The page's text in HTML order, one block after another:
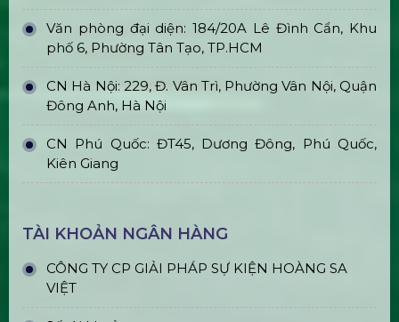
Văn phòng đại diện: 184/20A Lê Đình Cẩn, Khu
phố 6, Phường Tân Tạo, TP.HCM
CN Hà Nội: 229, Đ. Vân Trì, Phường Vân Nội, Quận
Đông Anh, Hà Nội
CN Phú Quốc: ĐT45, Dương Đông, Phú Quốc,
Kiên Giang
TÀI KHOẢN NGÂN HÀNG
CÔNG TY CP GIẢI PHÁP SỰ KIỆN HOÀNG SA
VIỆT